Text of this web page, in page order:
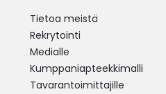
Tietoa meistä
Rekrytointi
Medialle
Kumppaniapteekkimalli
Tavarantoimittajille